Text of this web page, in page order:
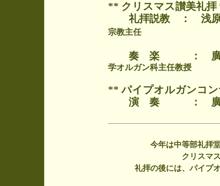
** クリスマス讃美礼
礼拝説教 ： 浅
宗教主任
奏 楽 ： 廣
学オルガン科主任教授
** パイプオルガンコ
演 奏 ： 廣
今年は中等部礼拝
クリスマ
礼拝の後には、パイプ